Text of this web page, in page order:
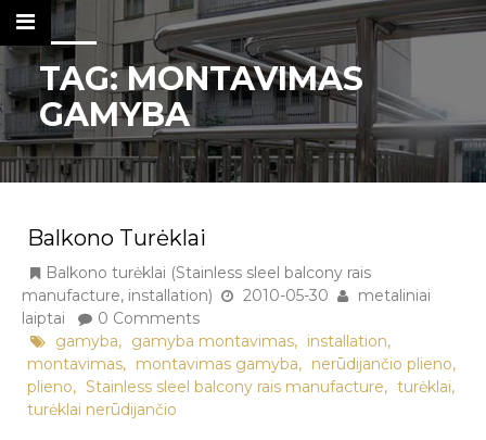
Metaliniai Laiptai
Tel. nr.: +37061137103
KONTAKTAI
DARBŲ KATALOGAS
METALINIAI LAIPTAI IR KITI METALO
GAMINIAI
APTVĖRIMAI, ATITVAROS,
TAG:MONTAVIMAS
GAMYBA
Balkono Turėklai
Balkono turėklai (Stainless sleel balcony rais
manufacture, installation)
2010-05-30
metaliniai
laiptai
0 Comments
gamyba, gamyba montavimas, installation,
montavimas, montavimas gamyba, nerūdijančio plieno,
plieno, Stainless sleel balcony rais manufacture, turėklai,
turėklai nerūdijančio